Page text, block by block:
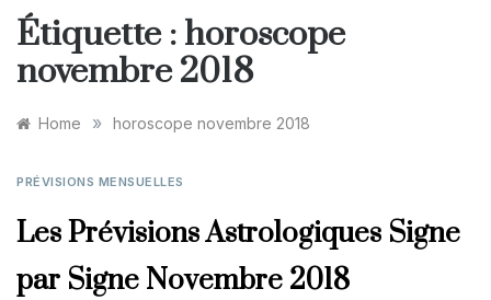
Étiquette : horoscope
novembre 2018
Home » horoscope novembre 2018
PRÉVISIONS MENSUELLES
Les Prévisions Astrologiques Signe
par Signe Novembre 2018